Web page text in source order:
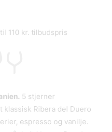
110 kr. tilbudspris
5 stjerner
Ribera del Duero
espresso og vanilje.